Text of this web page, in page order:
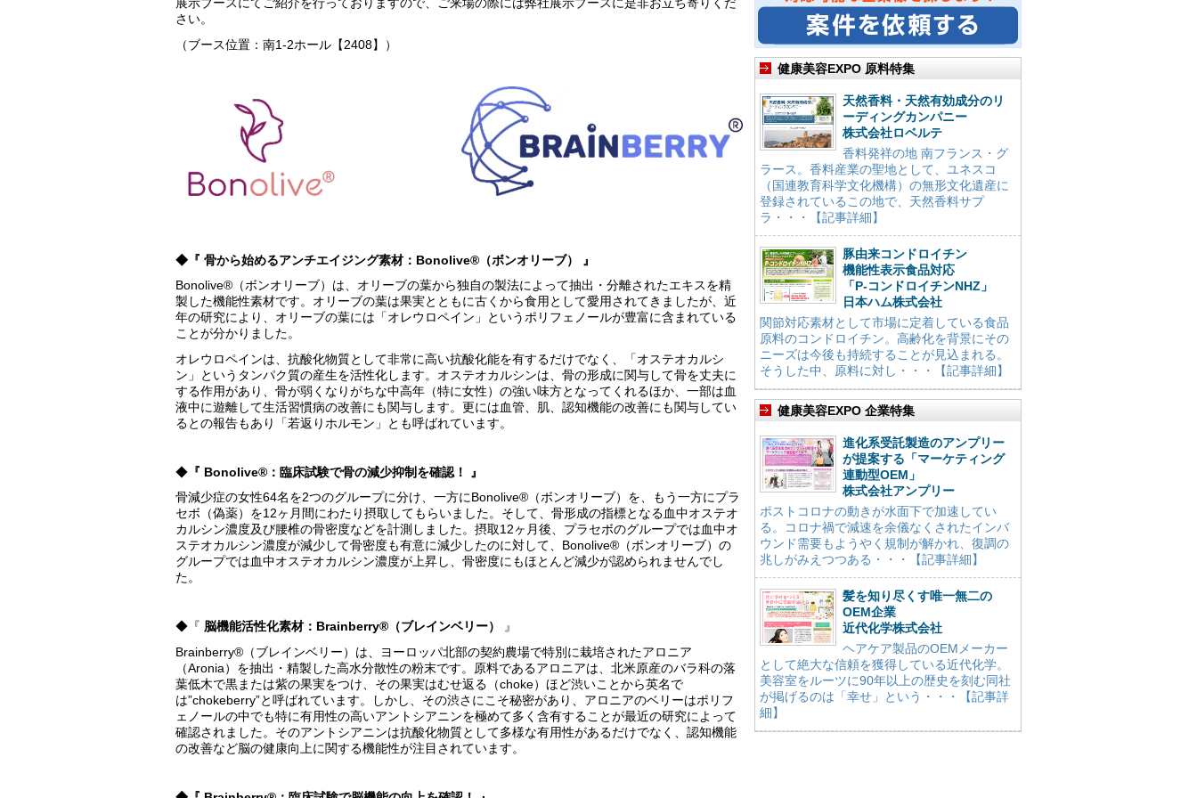
さい。
（ブース位置：南1-2ホール【2408】）
◆『 骨から始めるアンチエイジング素材：Bonolive®（ボンオリーブ） 』
Bonolive®（ボンオリーブ）は、オリーブの葉から独自の製法によって抽出・分離されたエキスを精
製した機能性素材です。オリーブの葉は果実とともに古くから食用として愛用されてきましたが、近
年の研究により、オリーブの葉には「オレウロペイン」というポリフェノールが豊富に含まれている
ことが分かりました。
オレウロペインは、抗酸化物質として非常に高い抗酸化能を有するだけでなく、「オステオカルシ
ン」というタンパク質の産生を活性化します。オステオカルシンは、骨の形成に関与して骨を丈夫に
する作用があり、骨が弱くなりがちな中高年（特に女性）の強い味方となってくれるほか、一部は血
液中に遊離して生活習慣病の改善にも関与します。更には血管、肌、認知機能の改善にも関与してい
るとの報告もあり「若返りホルモン」とも呼ばれています。
◆ 『 Bonolive®：臨床試験で骨の減少抑制を確認！ 』
骨減少症の女性64名を2つのグループに分け、一方にBonolive®（ボンオリーブ）を、もう一方にプラ
セボ（偽薬）を12ヶ月間にわたり摂取してもらいました。そして、骨形成の指標となる血中オステオ
カルシン濃度及び腰椎の骨密度などを計測しました。摂取12ヶ月後、プラセボのグループでは血中オ
ステオカルシン濃度が減少して骨密度も有意に減少したのに対して、Bonolive®（ボンオリーブ）の
グループでは血中オステオカルシン濃度が上昇し、骨密度にもほとんど減少が認められませんでし
た。
◆『 脳機能活性化素材：Brainberry®（ブレインベリー）
』
Brainberry®（ブレインベリー）は、ヨーロッパ北部の契約農場で特別に栽培されたアロニア
（Aronia）を抽出・精製した高水分散性の粉末です。原料であるアロニアは、北米原産のバラ科の落
葉低木で黒または紫の果実をつけ、その果実はむせ返る（choke）ほど渋いことから英名で
は”chokeberry”と呼ばれています。しかし、その渋さにこそ秘密があり、アロニアのベリーはポリフ
ェノールの中でも特に有用性の高いアントシアニンを極めて多く含有することが最近の研究によって
確認されました。そのアントシアニンは抗酸化物質として多様な有用性があるだけでなく、認知機能
の改善など脳の健康向上に関する機能性が注目されています。
健康美容EXPO 原料特集
天然香料・天然有効成分のリ
ーディングカンパニー
株式会社ロベルテ
香料発祥の地 南フランス・グ
ラース。香料産業の聖地として、ユネスコ
（国連教育科学文化機構）の無形文化遺産に
登録されているこの地で、天然香料サプ
ラ・・・【記事詳細】
豚由来コンドロイチン
機能性表示食品対応
「P-コンドロイチンNHZ」
日本ハム株式会社
関節対応素材として市場に定着している食品
原料のコンドロイチン。高齢化を背景にその
ニーズは今後も持続することが見込まれる。
そうした中、原料に対し・・・【記事詳細】
健康美容EXPO 企業特集
進化系受託製造のアンプリー
が提案する「マーケティング
連動型OEM」
株式会社アンプリー
ポストコロナの動きが水面下で加速してい
る。コロナ禍で減速を余儀なくされたインバ
ウンド需要もようやく規制が解かれ、復調の
兆しがみえつつある・・・【記事詳細】
髪を知り尽くす唯一無二の
OEM企業
近代化学株式会社
ヘアケア製品のOEMメーカー
として絶大な信頼を獲得している近代化学。
美容室をルーツに90年以上の歴史を刻む同社
が掲げるのは「幸せ」という・・・【記事詳
細】